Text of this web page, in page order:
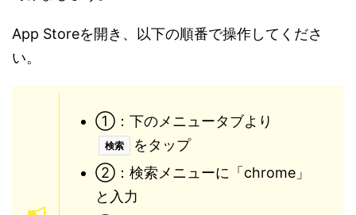
App Storeを開き、以下の順番で操作してくださ
い。
①：下のメニュータブより
検索
をタップ
②：検索メニューに「chrome」
と入力